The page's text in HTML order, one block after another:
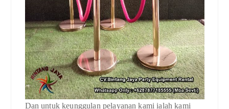
Dan untuk keunggulan pelayanan kami ialah kami